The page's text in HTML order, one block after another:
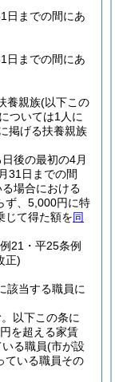
日までの間にあ
日までの間にあ
養親族(以下この
については1人に
掲げる扶養親族
後の最初の4月
31日までの間
場合における
ず、5,000円に特
じて得た額を同
21・平25条例
正)
該当する職員に
以下この条に
を超える家賃
る職員(市が設
ている職員その